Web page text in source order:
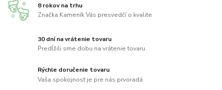
8 rokov na trhu
Značka Kameník Vás presvedčí o kvalite
30 dní na vrátenie tovaru
Predĺžili sme dobu na vrátenie tovaru
Rýchle doručenie tovaru
Vaša spokojnosť je pre nás prvoradá